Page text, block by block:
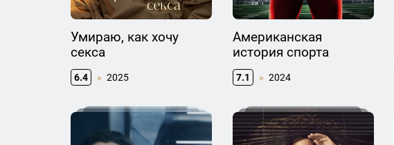
Умираю, как хочу
секса
6.4 2025
Американская
история спорта
7.1 2024